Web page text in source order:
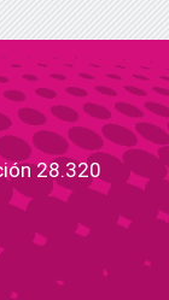
28.320